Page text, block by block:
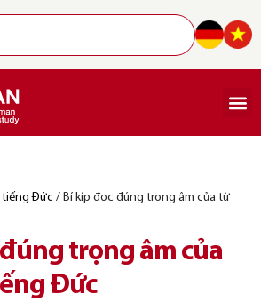
tiếng Đức / Bí kíp đọc đúng trọng âm của từ
trọng âm của
Đức